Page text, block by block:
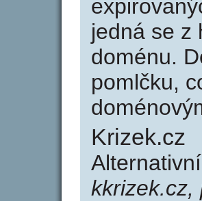
jedná se z
doménu.
pomlčku,
Krizek.cz
kkrizek.cz,